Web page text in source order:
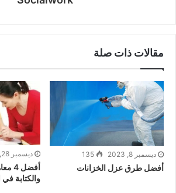
مقالات ذات صلة
ديسمبر 8, 2023 135
أفضل طرق عزل الخزانات
ديسمبر 28, 2023
والكتابة في